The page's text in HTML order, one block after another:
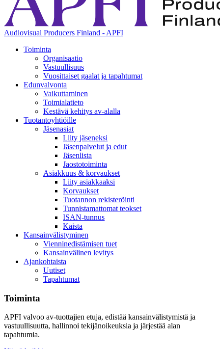
Audiovisual Producers Finland - APFI
Toiminta
Organisaatio
Vastuullisuus
Vuosittaiset gaalat ja tapahtumat
Edunvalvonta
Vaikuttaminen
Toimialatieto
Kestävä kehitys av-alalla
Tuotantoyhtiöille
Jäsenasiat
Liity jäseneksi
Jäsenpalvelut ja edut
Jäsenlista
Jaostotoiminta
Asiakkuus & korvaukset
Liity asiakkaaksi
Korvaukset
Tuotannon rekisteröinti
Tunnistamattomat teokset
ISAN-tunnus
Kaista
Kansainvälistyminen
Vienninedistämisen tuet
Kansainvälinen levitys
Ajankohtaista
Uutiset
Tapahtumat
Toiminta
APFI valvoo av-tuottajien etuja, edistää kansainvälistymistä ja
vastuullisuutta, hallinnoi tekijänoikeuksia ja järjestää alan
tapahtumia.